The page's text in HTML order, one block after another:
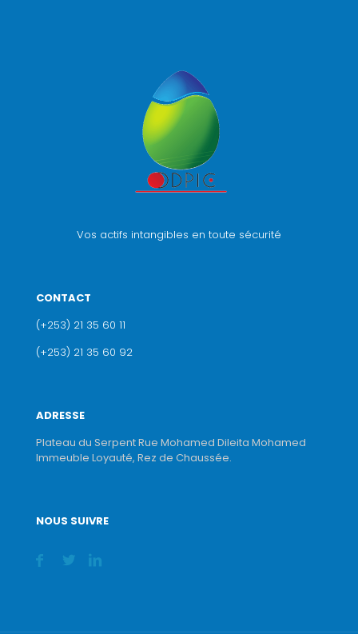
Vos actifs intangibles en toute sécurité
CONTACT
(+253) 21 35 60 11
(+253) 21 35 60 92
ADRESSE
Plateau du Serpent Rue Mohamed Dileita Mohamed
Immeuble Loyauté, Rez de Chaussée.
NOUS SUIVRE